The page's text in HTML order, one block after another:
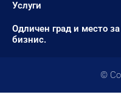
Услуги
Одличен град и место
бизнис.
©